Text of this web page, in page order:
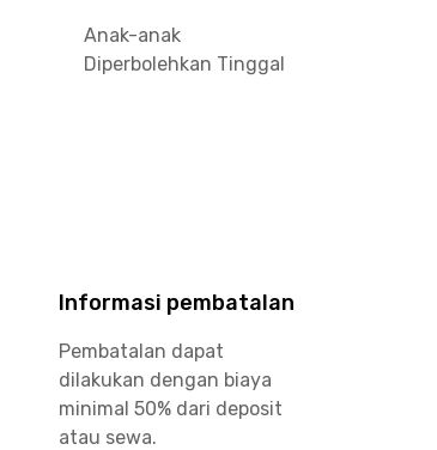
Anak-anak
Diperbolehkan Tinggal
Informasi pembatalan
Pembatalan dapat
dilakukan dengan biaya
minimal 50% dari deposit
atau sewa.